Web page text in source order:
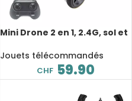
Mini Drone 2 en 1, 2.4G, sol et
télécommandée à quatre
Jouets télécommandés
CHF 59.90